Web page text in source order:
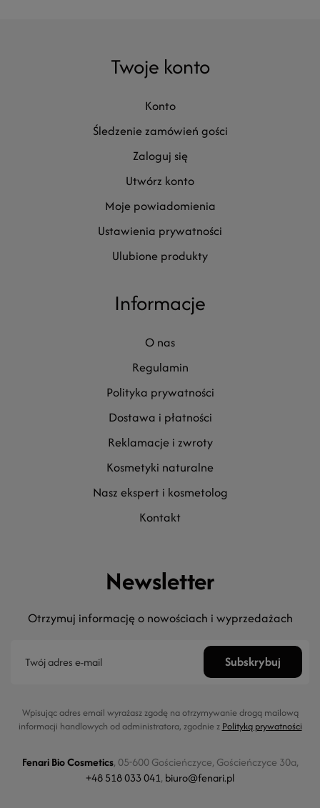
Informacje
o nas
regulamin
polityka prywatności
dostawa i płatności
reklamacje i zwroty
kosmetyki naturalne
nasz ekspert i kosmetolog
kontakt
Newsletter
Otrzymuj informację o nowościach i wyprzedażach
Wpisując adres email wyrażasz zgodę na otrzymywanie drogą mailową
informacji handlowych od administratora, zgodnie z Polityką prywatności
Fenari Bio Cosmetics, 05-600 Gościeńczyce, Gościeńczyce 30a,
+48 518 033 041, biuro@fenari.pl
Twoje konto
konto
śledzenie zamówień gości
zaloguj się
utwórz konto
moje powiadomienia
ustawienia prywatności
ulubione produkty